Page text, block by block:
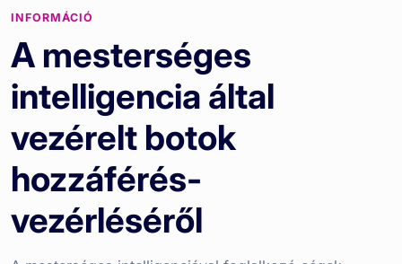
INFORMÁCIÓ
A mesterséges
intelligencia által
vezérelt botok
hozzáférés-
vezérléséről